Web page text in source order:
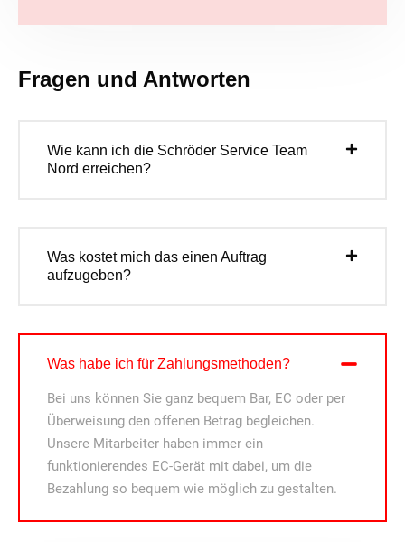
Fragen und Antworten
Wie kann ich die Schröder Service Team
Nord erreichen?
Was kostet mich das einen Auftrag
aufzugeben?
Was habe ich für Zahlungsmethoden?
Bei uns können Sie ganz bequem Bar, EC oder per
Überweisung den offenen Betrag begleichen.
Unsere Mitarbeiter haben immer ein
funktionierendes EC-Gerät mit dabei, um die
Bezahlung so bequem wie möglich zu gestalten.